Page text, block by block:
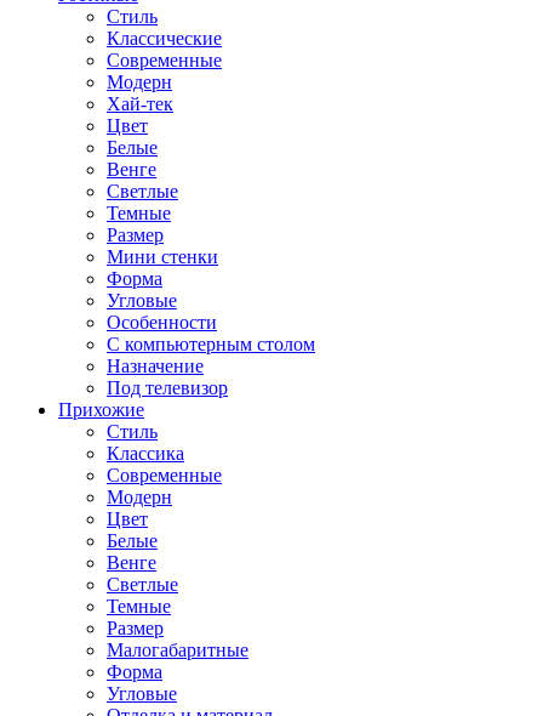
Стиль
Классические
Современные
Модерн
Хай-тек
Цвет
Белые
Венге
Светлые
Темные
Размер
Мини стенки
Форма
Угловые
Особенности
С компьютерным столом
Назначение
Под телевизор
Прихожие
Стиль
Классика
Современные
Модерн
Цвет
Белые
Венге
Светлые
Темные
Размер
Малогабаритные
Форма
Угловые